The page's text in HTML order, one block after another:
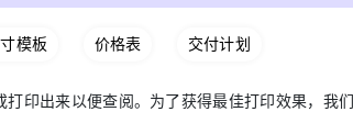
模板 价格表 交付计划
印出来以便查阅。为了获得最佳打印效果，我们